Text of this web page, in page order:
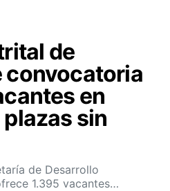
de
convocatoria
en
sin
de Desarrollo
1.395 vacantes…